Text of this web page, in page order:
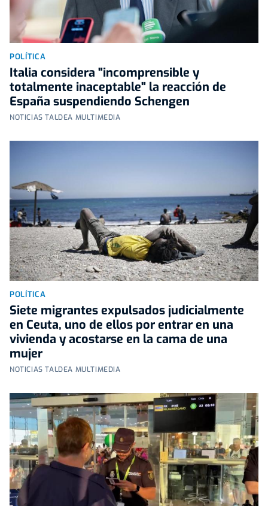
POLÍTICA
Italia considera "incomprensible y
totalmente inaceptable" la reacción de
España suspendiendo Schengen
NOTICIAS TALDEA MULTIMEDIA
POLÍTICA
Siete migrantes expulsados judicialmente
en Ceuta, uno de ellos por entrar en una
vivienda y acostarse en la cama de una
mujer
NOTICIAS TALDEA MULTIMEDIA